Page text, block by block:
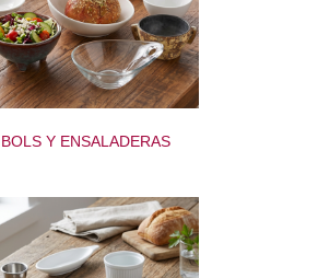
BOLS Y ENSALADERAS